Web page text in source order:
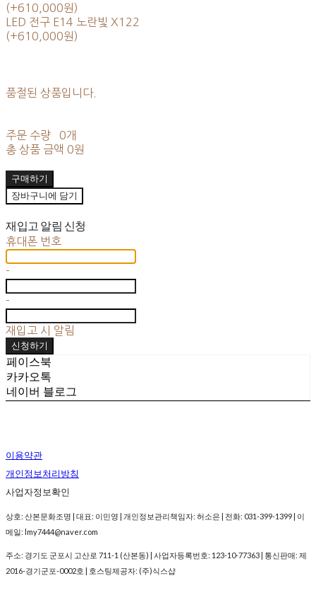
(+610,000원)
LED 전구 E14 노란빛 X122
(+610,000원)
품절된 상품입니다.
주문 수량
0개
총 상품 금액 0원
구매하기
장바구니에 담기
재입고 알림 신청
휴대폰 번호
-
-
재입고 시 알림
신청하기
페이스북
카카오톡
네이버 블로그
이용약관
개인정보처리방침
사업자정보확인
상호: 산본문화조명 | 대표: 이민영 | 개인정보관리책임자: 허소은 | 전화: 031-399-1399 | 이
메일: lmy7444@naver.com
주소: 경기도 군포시 고산로 711-1 (산본동) | 사업자등록번호: 123-10-77363 | 통신판매: 제
2016-경기군포-0002호 | 호스팅제공자: (주)식스샵